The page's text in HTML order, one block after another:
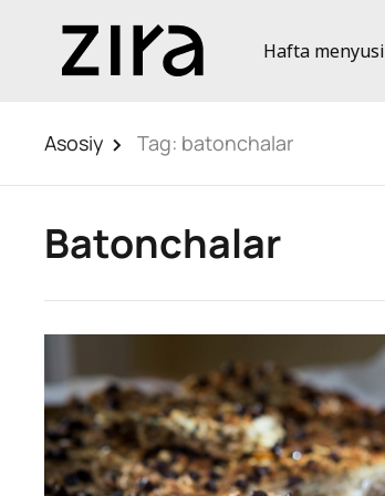
Hafta menyusi
Asosiy Tag: batonchalar
Batonchalar